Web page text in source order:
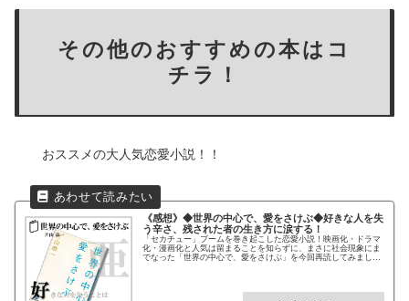
その他のおすすめの本はコ
チラ！
おススメの大人気恋愛小説！！
《感想》◆世界の中心で、愛をさけぶ◆好きな人を失
う辛さ、残された者の生き方に涙する！
「セカチュー」ブームを巻き起こした恋愛小説！映画化・ドラマ
化・漫画化と人気は留まることを知らずに、まさに社会現象にま
でなった「世界の中心で、愛をさけぶ」を今回再読してみまし